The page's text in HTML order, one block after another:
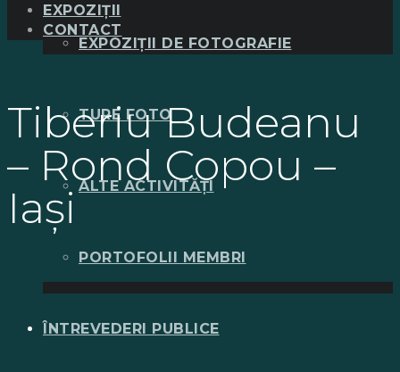
EXPOZIȚII DE FOTOGRAFIE
TURE FOTO
ALTE ACTIVITĂȚI
PORTOFOLII MEMBRI
ÎNTREVEDERI PUBLICE
EXPOZIȚII
CONTACT
Tiberiu Budeanu
– Rond Copou –
Iași